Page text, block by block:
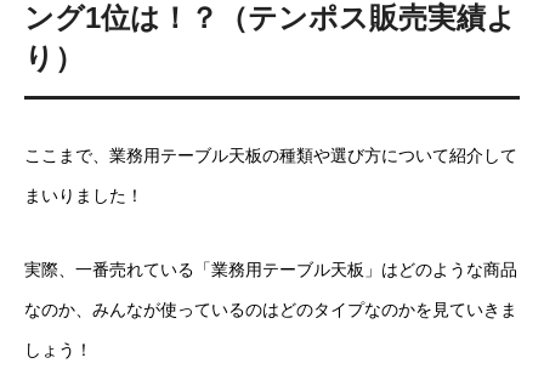
ング1位は！？（テンポス販売実績よ
り）
ここまで、業務用テーブル天板の種類や選び方について紹介して
まいりました！
実際、一番売れている「業務用テーブル天板」はどのような商品
なのか、みんなが使っているのはどのタイプなのかを見ていきま
しょう！